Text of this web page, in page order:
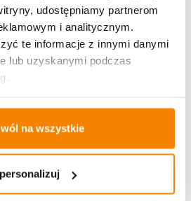
udostępniamy partnerom
i analitycznym.
te informacje z innymi danymi
lub uzyskanymi podczas
na wszystkie
: od12,30 zł
zł